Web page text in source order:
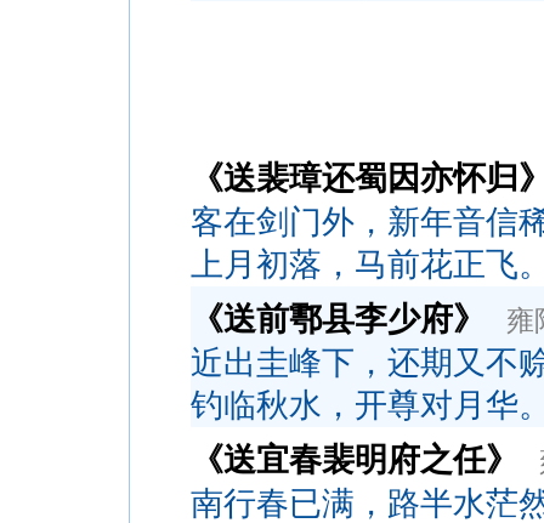
《送裴璋还蜀因亦怀归
客在剑门外，新年音信
上月初落，马前花正飞
《送前鄠县李少府》
雍
近出圭峰下，还期又不
钓临秋水，开尊对月华
《送宜春裴明府之任》
南行春已满，路半水茫